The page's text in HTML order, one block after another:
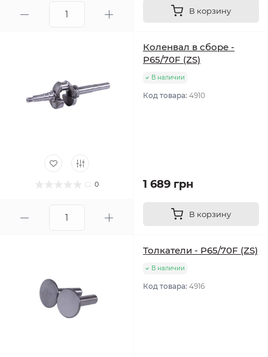
В корзину
0
Коленвал в сборе -
P65/70F (ZS)
В наличии
Код товара: 4910
1 689 грн
В корзину
Толкатели - P65/70F (ZS)
В наличии
Код товара: 4916